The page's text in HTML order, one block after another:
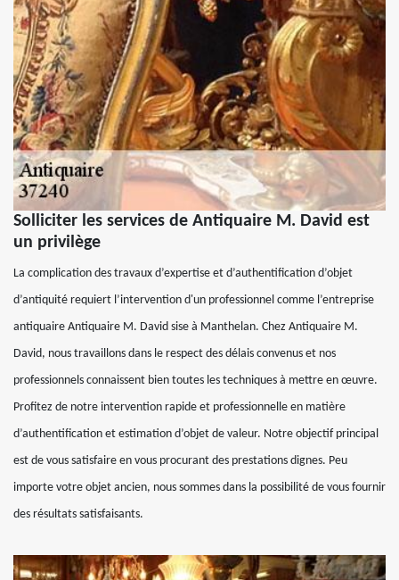
Solliciter les services de Antiquaire M. David est
un privilège
La complication des travaux d’expertise et d’authentification d’objet
d’antiquité requiert l’intervention d'un professionnel comme l’entreprise
antiquaire Antiquaire M. David sise à Manthelan. Chez Antiquaire M.
David, nous travaillons dans le respect des délais convenus et nos
professionnels connaissent bien toutes les techniques à mettre en œuvre.
Profitez de notre intervention rapide et professionnelle en matière
d’authentification et estimation d’objet de valeur. Notre objectif principal
est de vous satisfaire en vous procurant des prestations dignes. Peu
importe votre objet ancien, nous sommes dans la possibilité de vous fournir
des résultats satisfaisants.